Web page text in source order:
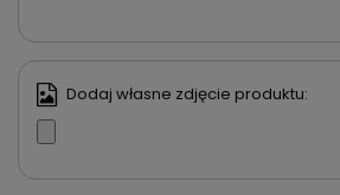
Dodaj własne zdjęcie produktu: